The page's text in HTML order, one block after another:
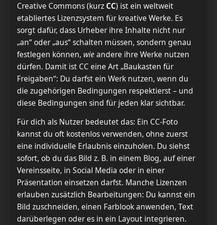
Creative Commons (kurz CC) ist ein weltweit
etabliertes Lizenzsystem für kreative Werke. Es
sorgt dafür, dass Urheber ihre Inhalte nicht nur
„an“ oder „aus“ schalten müssen, sondern genau
festlegen können, wieandere ihre Werke nutzen
dürfen. Damit ist CC eine Art „Baukasten für
Freigaben“: Du darfst ein Werk nutzen, wenn du
die zugehörigen Bedingungen respektierst – und
diese Bedingungen sind für jeden klar sichtbar.
Für dich als Nutzer bedeutet das: Ein CC-Foto
kannst du oft kostenlos verwenden, ohne zuerst
eine individuelle Erlaubnis einzuholen. Du siehst
sofort, ob du das Bild z. B. in einem Blog, auf einer
Vereinsseite, in Social Media oder in einer
Präsentation einsetzen darfst. Manche Lizenzen
erlauben zusätzlich Bearbeitungen: Du kannst ein
Bild zuschneiden, einen Farblook anwenden, Text
darüberlegen oder es in ein Layout integrieren.